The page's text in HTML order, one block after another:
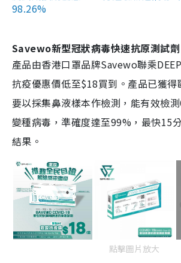
98.26%
Savewo新型冠狀病毒快速抗原測試劑
產品由香港口罩品牌Savewo聯乘
抗疫優惠價低至$18買到。產品已獲得
要以採集鼻液樣本作檢測，能有效檢
變種病毒，準確度達至99%，最快15
結果。
點擊圖片放大